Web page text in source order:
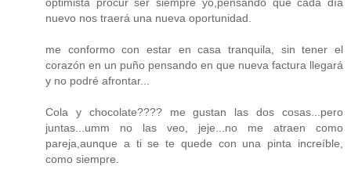
nuevo nos traerá una nueva oportunidad.
me conformo con estar en casa tranquila, sin tener el
corazón en un puño pensando en que nueva factura llegará
y no podré afrontar...
Cola y chocolate???? me gustan las dos cosas...pero
juntas...umm no las veo, jeje...no me atraen como
pareja,aunque a ti se te quede con una pinta increíble,
como siempre.